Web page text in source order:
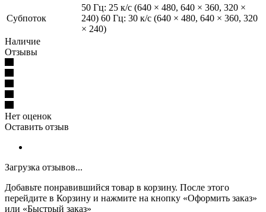
Субпоток
50 Гц: 25 к/с (640 × 480, 640 × 360, 320 ×
240) 60 Гц: 30 к/с (640 × 480, 640 × 360, 320
× 240)
Наличие
Отзывы
Нет оценок
Оставить отзыв
Загрузка отзывов...
Добавьте понравившийся товар в корзину. После этого
перейдите в Корзину и нажмите на кнопку «Оформить заказ»
или «Быстрый заказ»